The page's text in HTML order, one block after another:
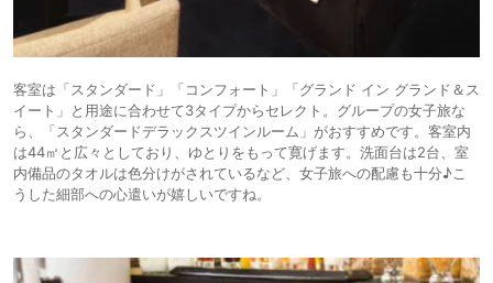
客室は「スタンダード」「コンフォート」「グランド イン グランド＆ス
イート」と用途に合わせて3タイプからセレクト。グループの女子旅な
ら、「スタンダードデラックスツインルーム」がおすすめです。客室内
は44㎡と広々としており、ゆとりをもって寛げます。洗面台は2台、室
内備品のタオルは色分けがされているなど、女子旅への配慮も十分♪こ
うした細部への心遣いが嬉しいですね。